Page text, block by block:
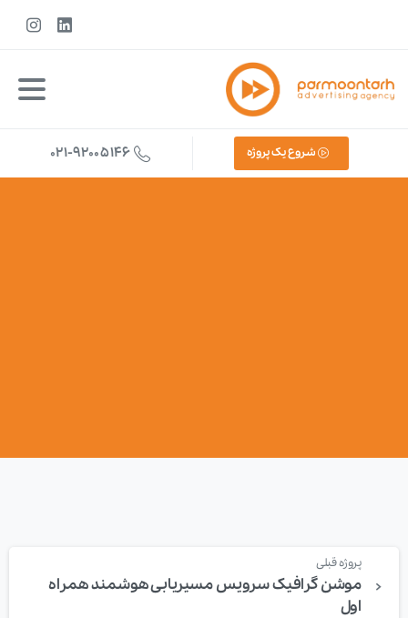
شروع یک پروژه 021-92005146
پروژه قبلی
موشن گرافیک سرویس مسیریابی هوشمند همراه
اول